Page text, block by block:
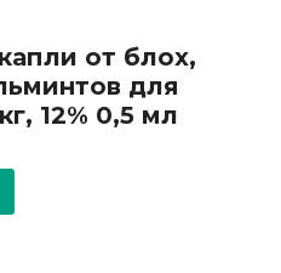
от блох,
для
12% 0,5 мл